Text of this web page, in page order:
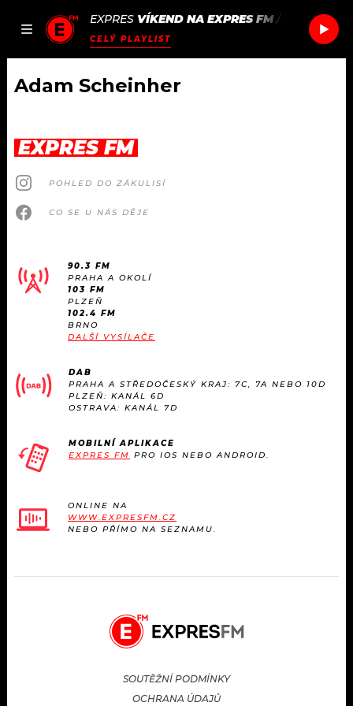
JAK
SEZNAM.CZ
EXPRES VÍKEND NA EXPRES FM/
CELÝ PLAYLIST
DOMŮ
ČLÁNKY
AKTUÁLNĚ
ROZHOVORY
#NEBUDUDOMA
KVÍZY
TRENDY
KULTURA
PODCASTY
RÁDIO
APLIKACE
PROGRAM
PLAYLIST
JAK NALADIT
SOUTĚŽE
Adam Scheinher
EXPRES FM
POHLED DO ZÁKULISÍ
CO SE U NÁS DĚJE
90.3 FM
PRAHA A OKOLÍ
103 FM
PLZEŇ
102.4 FM
BRNO
DALŠÍ VYSÍLAČE
DAB
PRAHA A STŘEDOČESKÝ KRAJ: 7C, 7A NEBO 10D
PLZEŇ: KANÁL 6D
OSTRAVA: KANÁL 7D
MOBILNÍ APLIKACE
EXPRES FM PRO IOS NEBO ANDROID.
ONLINE NA
WWW.EXPRESFM.CZ
NEBO PŘÍMO NA SEZNAMU.
SOUTĚŽNÍ PODMÍNKY
OCHRANA ÚDAJŮ